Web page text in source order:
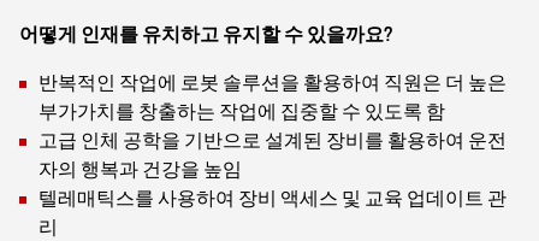
어떻게 인재를 유치하고 유지할 수 있을까요?
반복적인 작업에 로봇 솔루션을 활용하여 직원은 더 높은
부가가치를 창출하는 작업에 집중할 수 있도록 함
고급 인체 공학을 기반으로 설계된 장비를 활용하여 운전
자의 행복과 건강을 높임
텔레매틱스를 사용하여 장비 액세스 및 교육 업데이트 관
리